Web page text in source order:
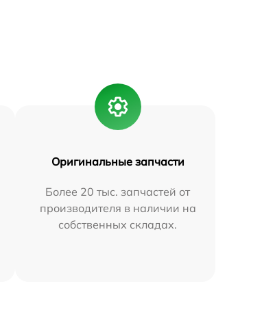
Оригинальные запчасти
Более 20 тыс. запчастей от
производителя в наличии на
собственных складах.